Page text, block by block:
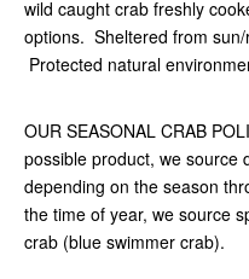
wild caught crab freshly
options. Sheltered from
Protected natural
OUR SEASONAL CRAB
possible product, we source
depending on the season
the time of year, we source
crab (blue swimmer crab).